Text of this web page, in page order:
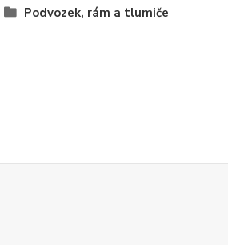
Podvozek, rám a tlumiče